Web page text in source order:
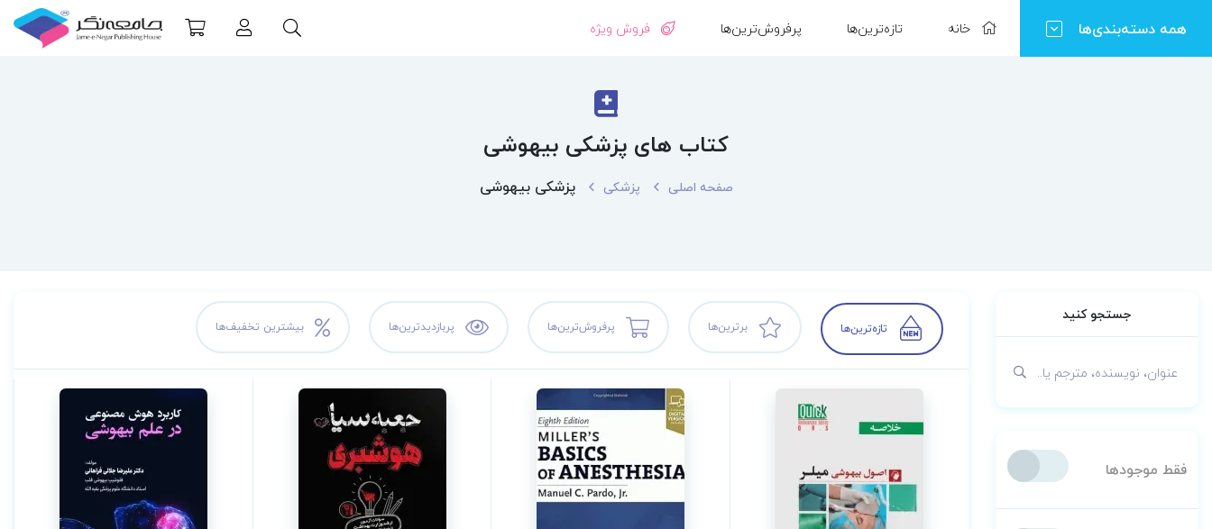
همه دسته‌بندی‌ها خانه تازه‌ترین‌ها پرفروش‌ترین‌ها فروش ویژه
کتاب های پزشکی بیهوشی
صفحه اصلی پزشکی پزشکی بیهوشی
جستجو کنید
فقط موجودها
تازه‌ترین‌ها برترین‌ها پرفروش‌ترین‌ها پربازدیدترین‌ها بیشترین تخفیف‌ها